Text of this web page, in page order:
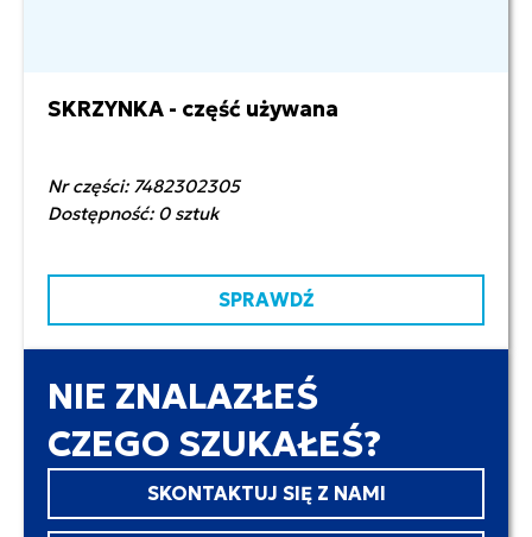
900,00 zł netto
SKRZYNKA - część używana
Nr części: 7482302305
Dostępność: 0 sztuk
SPRAWDŹ
NIE ZNALAZŁEŚ
CZEGO SZUKAŁEŚ?
SKONTAKTUJ SIĘ Z NAMI